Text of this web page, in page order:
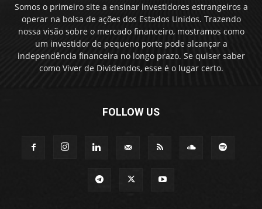
Somos o primeiro site a ensinar investidores estrangeiros a
operar na bolsa de ações dos Estados Unidos. Trazendo
nossa visão sobre o mercado financeiro, mostramos como
um investidor de pequeno porte pode alcançar a
independência financeira no longo prazo. Se quiser saber
como Viver de Dividendos, esse é o lugar certo.
FOLLOW US